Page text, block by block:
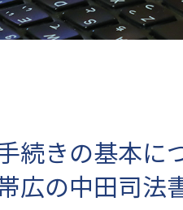
続きの基本に
広の中田司法